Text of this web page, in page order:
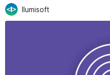
Ilumisoft